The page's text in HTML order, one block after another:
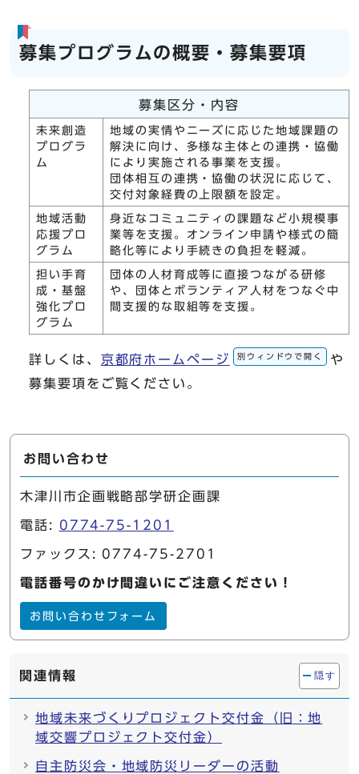
募集プログラムの概要・募集要項
募集区分・内容
未来創造
プログラ
ム
地域の実情やニーズに応じた地域課題の
解決に向け、多様な主体との連携・協働
により実施される事業を支援。
団体相互の連携・協働の状況に応じて、
交付対象経費の上限額を設定。
地域活動
応援プロ
グラム
身近なコミュニティの課題など小規模事
業等を支援。オンライン申請や様式の簡
略化等により手続きの負担を軽減。
担い手育
成・基盤
強化プロ
グラム
団体の人材育成等に直接つながる研修
や、団体とボランティア人材をつなぐ中
間支援的な取組等を支援。
詳しくは、 京都府ホームページ 別ウィンドウで開く
や
募集要項をご覧ください。
お問い合わせ
木津川市企画戦略部学研企画課
電話: 0774-75-1201
ファックス: 0774-75-2701
電話番号のかけ間違いにご注意ください！
お問い合わせフォーム
関連情報 隠す
地域未来づくりプロジェクト交付金（旧：地
域交響プロジェクト交付金）
自主防災会・地域防災リーダーの活動